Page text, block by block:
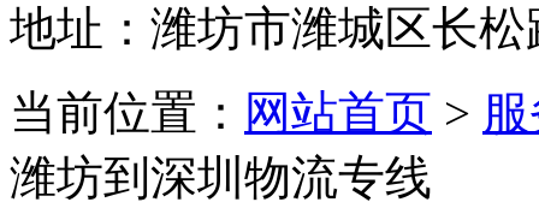
地址：潍坊市潍城区长
当前位置： 网站首页 >
潍坊到深圳物流专线